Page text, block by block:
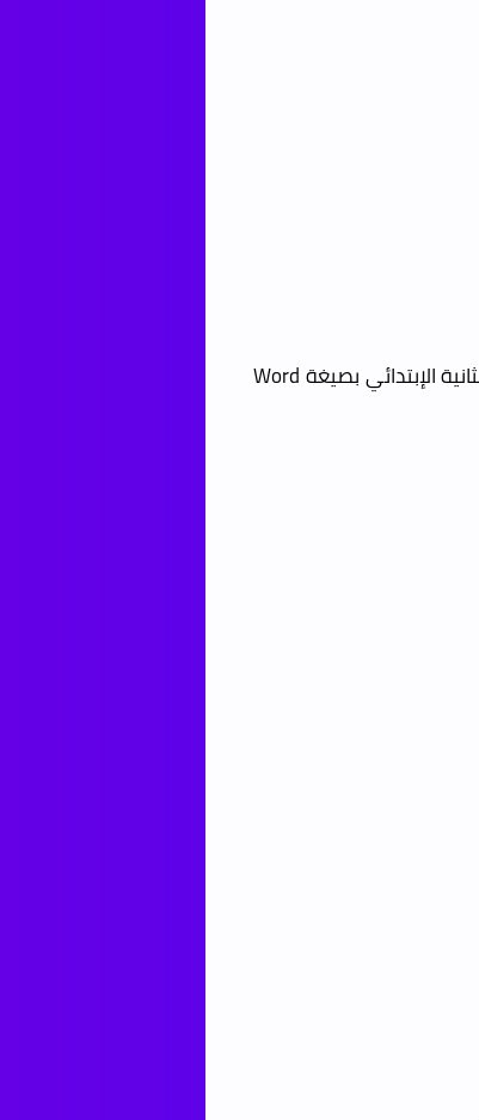
يمكنك تحميل التوزيع السنوي لكتاب تنمية المهارات الحياتية السنة الثانية الإبتدائي بصيغة Word